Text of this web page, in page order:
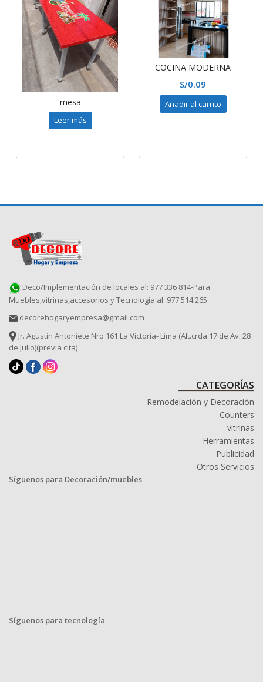
mesa
Leer más
COCINA MODERNA
S/0.09
Añadir al carrito
Deco/Implementación de locales al: 977 336 814-Para
Muebles,vitrinas,accesorios y Tecnología al: 977 514 265
decorehogaryempresa@gmail.com
Jr. Agustin Antoniete Nro 161 La Victoria- Lima (Alt.crda 17 de Av. 28
de Julio)(previa cita)
CATEGORÍAS
Remodelación y Decoración
Counters
vitrinas
Herramientas
Publicidad
Otros Servicios
Síguenos para Decoración/muebles
Síguenos para tecnología